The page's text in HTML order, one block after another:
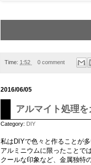
Time: 1:52 0 comment
2016/06/05
アルマイト処理を
Category: DIY
私はDIYで色々と作ることが
アルミニウムに限ったことで
クールな印象など、金属独特